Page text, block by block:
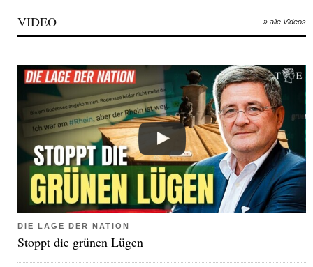
VIDEO » alle Videos
DIE LAGE DER NATION
Stoppt die grünen Lügen